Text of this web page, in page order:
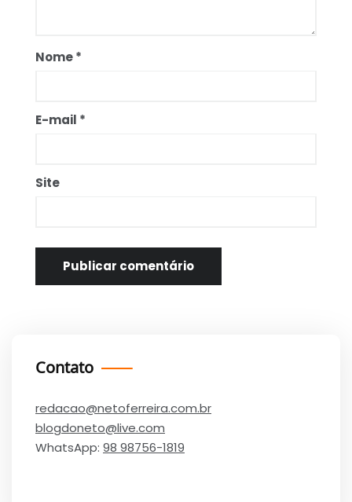
Nome*
E-mail *
Site
Contato
redacao@netoferreira.com.br
blogdoneto@live.com
WhatsApp: 98 98756-1819